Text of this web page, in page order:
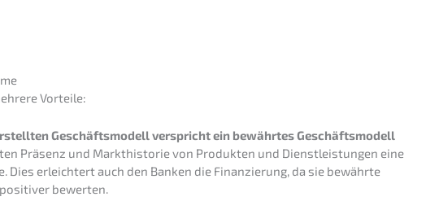
Vorteile:
Geschäfts­mo­dell verspricht ein bewähr­tes Geschäfts­mo­dell
Präsenz und Markt­his­to­rie von Produk­ten und Dienst­leis­tun­gen eine
Dies erleich­tert auch den Banken die Finan­zie­rung, da sie bewähr­te
bewerten.